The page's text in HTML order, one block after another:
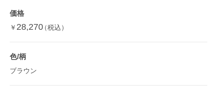
価格
￥ 28,270（税込）
色/柄
ブラウン